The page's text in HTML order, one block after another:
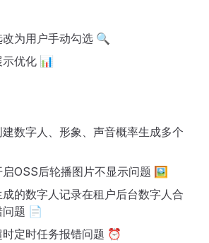
为用户手动勾选 🔍
优化 📊
数字人、形象、声音概率生成多个
启OSS后轮播图片不显示问题 🖼️
的数字人记录在租户后台数字人合
问题 📄
定时任务报错问题 ⏰